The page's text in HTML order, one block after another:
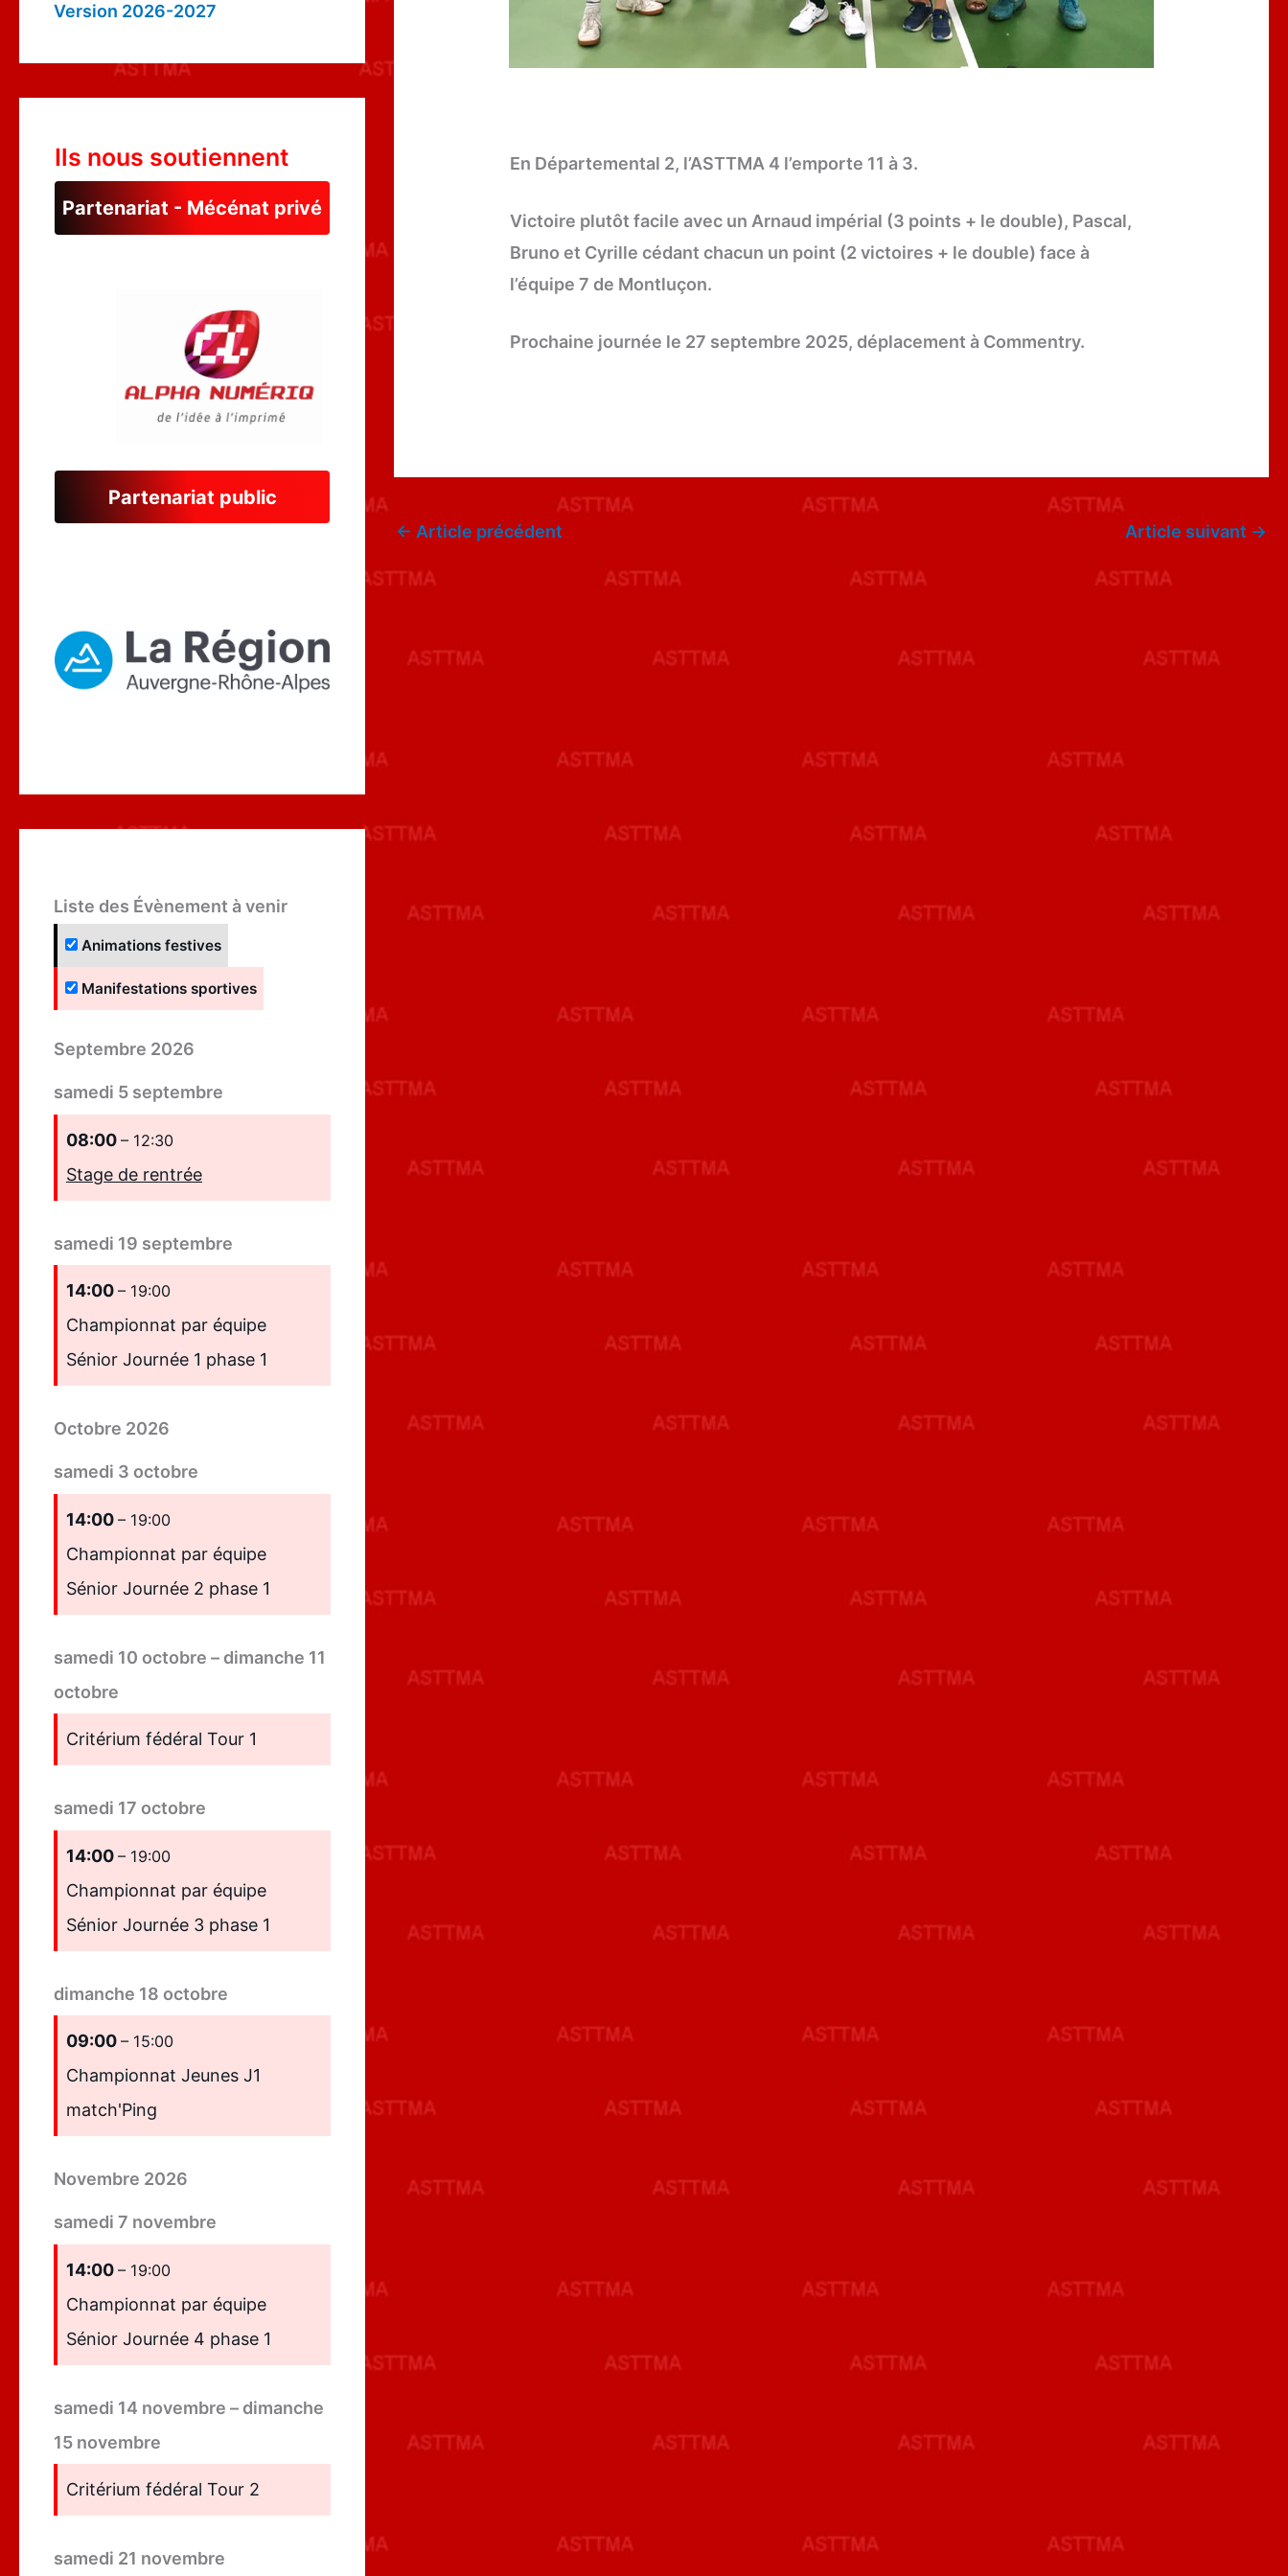
Version 2026-2027
Ils nous soutiennent
Partenariat - Mécénat privé
Partenariat public
Liste des Évènement à venir
Animations festives
Manifestations sportives
Septembre 2026
samedi 5 septembre
08:00 – 12:30
Stage de rentrée
samedi 19 septembre
14:00 – 19:00
Championnat par équipe
Sénior Journée 1 phase 1
Octobre 2026
samedi 3 octobre
14:00 – 19:00
Championnat par équipe
Sénior Journée 2 phase 1
samedi 10 octobre – dimanche 11
octobre
Critérium fédéral Tour 1
samedi 17 octobre
14:00 – 19:00
Championnat par équipe
Sénior Journée 3 phase 1
dimanche 18 octobre
09:00 – 15:00
Championnat Jeunes J1
match'Ping
Novembre 2026
samedi 7 novembre
14:00 – 19:00
Championnat par équipe
Sénior Journée 4 phase 1
samedi 14 novembre – dimanche
15 novembre
Critérium fédéral Tour 2
samedi 21 novembre
En Départemental 2, l’ASTTMA 4 l’emporte 11 à 3.
Victoire plutôt facile avec un Arnaud impérial (3 points + le double), Pascal,
Bruno et Cyrille cédant chacun un point (2 victoires + le double) face à
l’équipe 7 de Montluçon.
Prochaine journée le 27 septembre 2025, déplacement à Commentry.
← Article précédent Article suivant →